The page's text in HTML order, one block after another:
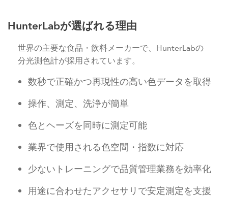
HunterLabが選ばれる理由
世界の主要な食品・飲料メーカーで、HunterLabの
分光測色計が採用されています。
数秒で正確かつ再現性の高い色データを取得
操作、測定、洗浄が簡単
色とヘーズを同時に測定可能
業界で使用される色空間・指数に対応
少ないトレーニングで品質管理業務を効率化
用途に合わせたアクセサリで安定測定を支援